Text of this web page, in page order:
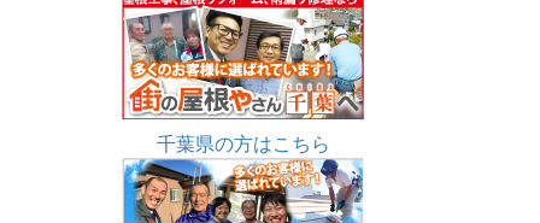
千葉県の方はこちら